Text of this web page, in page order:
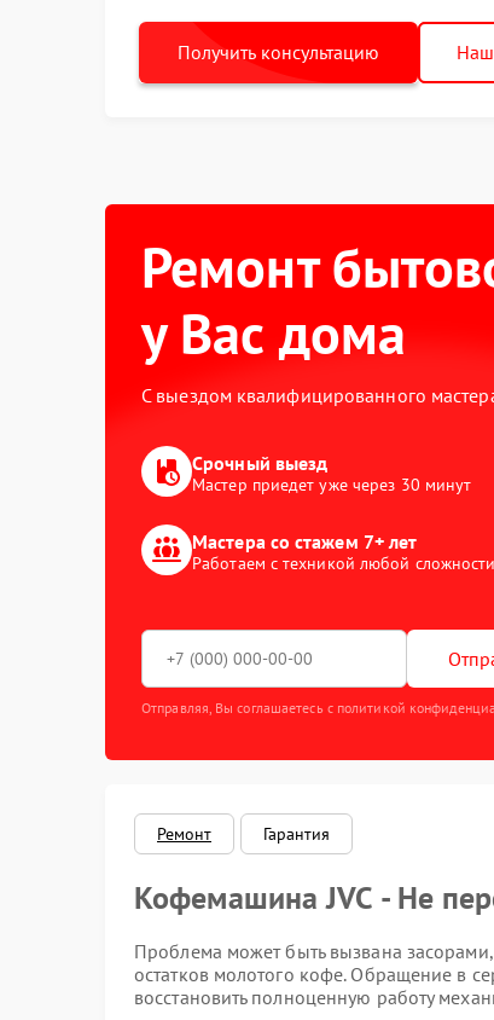
Получить консультацию
Ремонт
у Вас дома
С выездом квалифицированного
Срочный выезд
Мастер приедет уже через 30 минут
Мастера со стажем 7+ лет
Работаем с техникой любой сложности
Отправляя, Вы соглашаетесь с политикой
Ремонт Гарантия
Кофемашина JVC - Не
Проблема может быть вызвана
остатков молотого кофе. Обращение в
восстановить полноценную работу